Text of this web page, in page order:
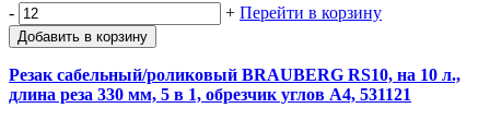
- + Перейти в корзину
Добавить в корзину
Резак сабельный/роликовый BRAUBERG RS10, на 10 л.,
длина реза 330 мм, 5 в 1, обрезчик углов А4, 531121